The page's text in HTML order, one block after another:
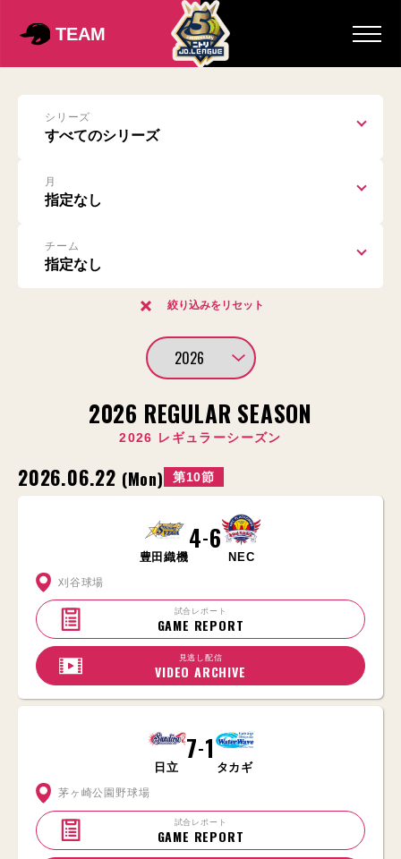
TEAM
シリーズ
月
チーム
絞り込みをリセット
2026 REGULAR SEASON
2026 レギュラーシーズン
2026.06.22 (Mon) 第10節
豊田織機
4-6
NEC
刈谷球場
試合レポート
GAME REPORT
見逃し配信
VIDEO ARCHIVE
日立
7-1
タカギ
茅ヶ崎公園野球場
試合レポート
GAME REPORT